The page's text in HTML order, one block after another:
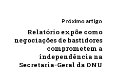
Próximo artigo
Relatório expõe como
negociações de bastidores
comprometem a
independência na
Secretaria-Geral da ONU